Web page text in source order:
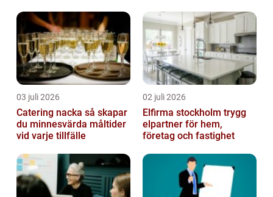
03 juli 2026
Catering nacka så skapar
du minnesvärda måltider
vid varje tillfälle
02 juli 2026
Elfirma stockholm trygg
elpartner för hem,
företag och fastighet